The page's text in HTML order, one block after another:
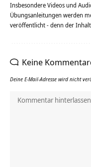
Insbesondere Videos und
Übungsanleitungen werden
veröffentlicht - denn der
Keine
Deine E-Mail-Adresse wird nicht